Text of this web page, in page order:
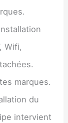
Wifi,
marques.
du
intervient